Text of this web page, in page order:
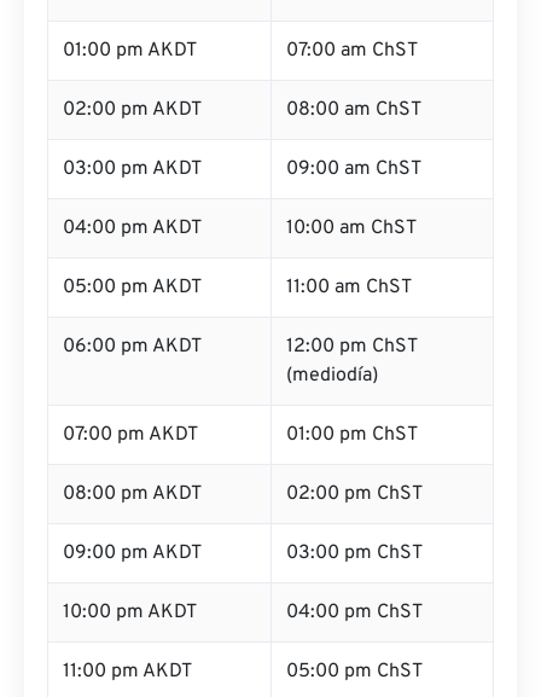
01:00 pm AKDT 07:00 am ChST
02:00 pm AKDT 08:00 am ChST
03:00 pm AKDT 09:00 am ChST
04:00 pm AKDT 10:00 am ChST
05:00 pm AKDT 11:00 am ChST
06:00 pm AKDT
12:00 pm ChST
(mediodía)
07:00 pm AKDT 01:00 pm ChST
08:00 pm AKDT 02:00 pm ChST
09:00 pm AKDT 03:00 pm ChST
10:00 pm AKDT 04:00 pm ChST
11:00 pm AKDT 05:00 pm ChST